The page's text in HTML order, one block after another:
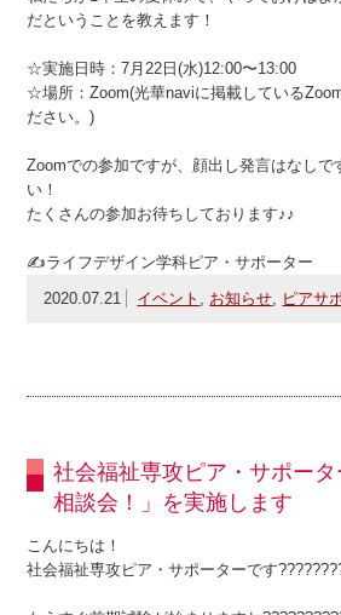
だということを教えます！
☆実施日時：7月22日(水)12:00〜13:00
☆場所：Zoom(光華naviに掲載している
ださい。)
Zoomでの参加ですが、顔出し発言はなしで
い！
たくさんの参加お待ちしております♪♪
✍ライフデザイン学科ピア・サポーター
2020.07.21
イベント , お知らせ, ピアサ
社会福祉専攻ピア・サポー
相談会！」を実施します
こんにちは！
社会福祉専攻ピア・サポーターです